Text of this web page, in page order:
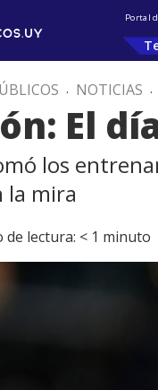
Portal
. NOTICIAS .
El
los
la mira
de lectura: < 1 minuto